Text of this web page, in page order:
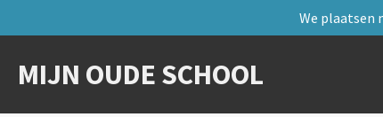
direct
de
We plaatsen
MIJN OUDE SCHOOL